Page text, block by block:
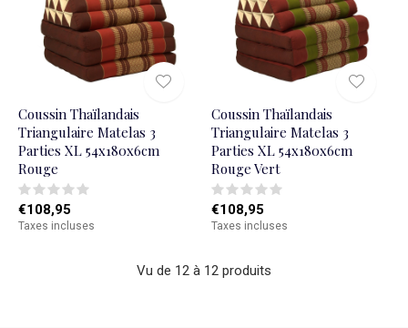
Coussin Thaïlandais
Triangulaire Matelas 3
Parties XL 54x180x6cm
Rouge
€108,95
Taxes incluses
Coussin Thaïlandais
Triangulaire Matelas 3
Parties XL 54x180x6cm
Rouge Vert
€108,95
Taxes incluses
Vu de 12 à 12 produits